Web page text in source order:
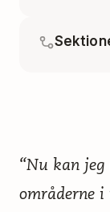
“Nu kan
områderne